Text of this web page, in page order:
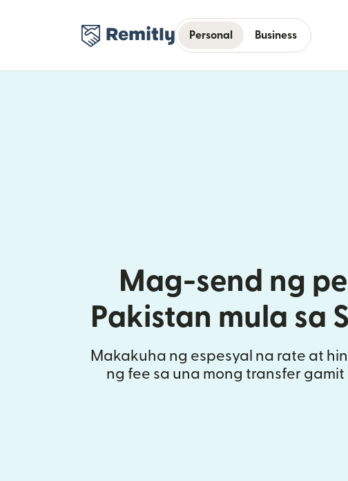
Personal Business
Mag-send ng
Pakistan mula sa
Makakuha ng espesyal na rate at
ng fee sa una mong transfer gamit